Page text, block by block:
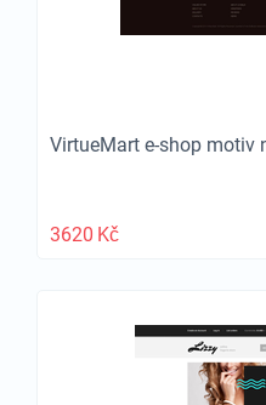
VirtueMart e-shop motiv
3620 Kč